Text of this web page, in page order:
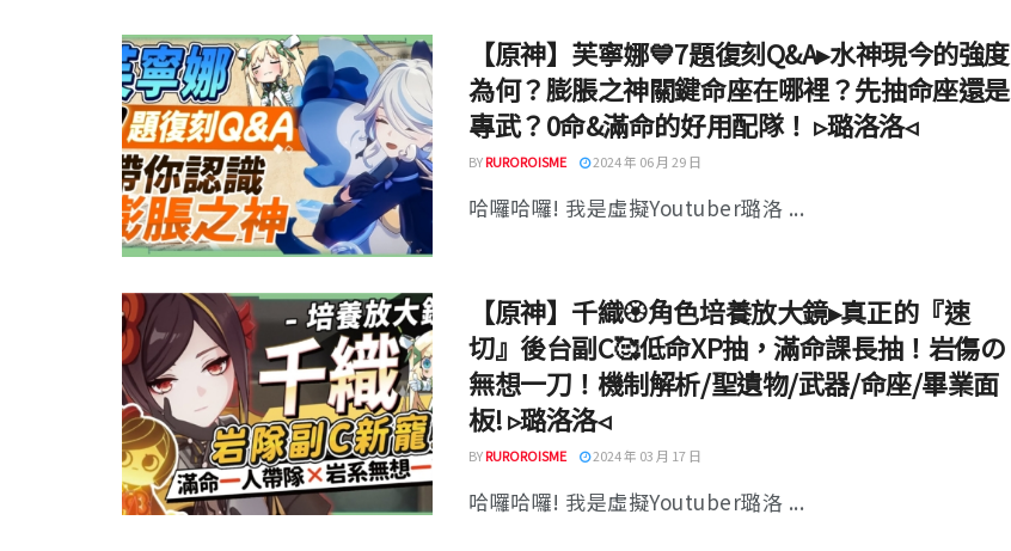
【原神】芙寧娜💙7題復刻Q&A▸水神現今的強度
為何？膨脹之神關鍵命座在哪裡？先抽命座還是
專武？0命&滿命的好用配隊！ ▹璐洛洛◃
BYRUROROISME 2024 年 06 月 29 日
哈囉哈囉! 我是虛擬Youtuber璐洛 ...
【原神】千織🏵️角色培養放大鏡▸真正的『速
切』後台副C🥰低命XP抽，滿命課長抽！岩傷の
無想一刀！機制解析/聖遺物/武器/命座/畢業面
板! ▹璐洛洛◃
BYRUROROISME 2024 年 03 月 17 日
哈囉哈囉! 我是虛擬Youtuber璐洛 ...